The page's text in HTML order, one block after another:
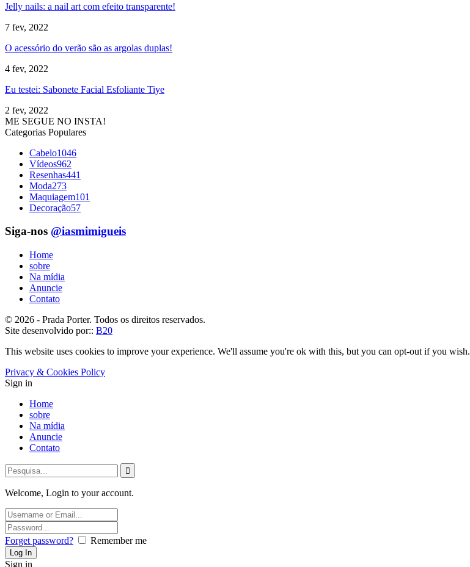
Jelly nails: a nail art com efeito transparente!
7 fev, 2022
O acessório do verão são as argolas duplas!
4 fev, 2022
Eu testei: Sabonete Facial Esfoliante Tiye
2 fev, 2022
ME SEGUE NO INSTA!
Categorias Populares
Cabelo1046
Vídeos962
Resenhas441
Moda273
Maquiagem101
Decoração57
Siga-nos @iasmimigueis
Home
sobre
Na mídia
Anuncie
Contato
© 2026 - Prada Porter. Todos os direitos reservados.
Site desenvolvido por:: B20
This website uses cookies to improve your experience. We'll assume you're ok with this, but you can opt-out if you wish.
Privacy & Cookies Policy
Sign in
Home
sobre
Na mídia
Anuncie
Contato
Welcome, Login to your account.
Forget password? Remember me
Sign in